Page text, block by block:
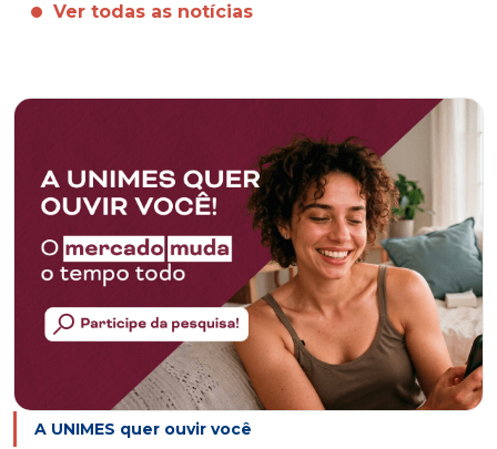
Ver todas as notícias
A UNIMES quer ouvir você